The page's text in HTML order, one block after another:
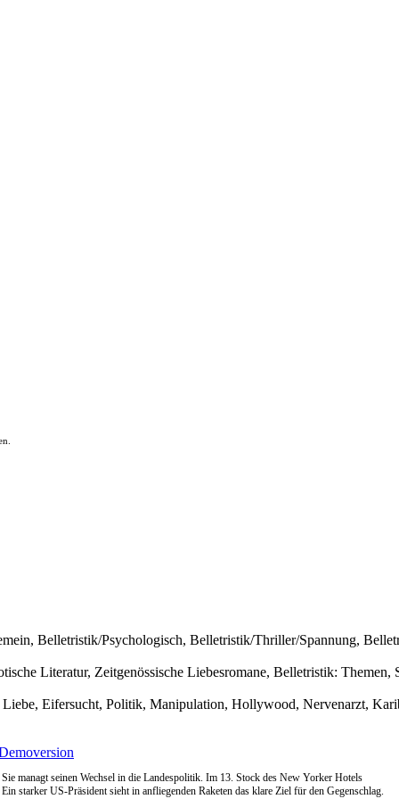
Belletristik/Psychologisch, Belletristik/Thriller/Spannung,
Literatur, Zeitgenössische Liebesromane, Belletristik:
Eifersucht, Politik, Manipulation, Hollywood, Nervenarzt,
managt seinen Wechsel in die Landespolitik. Im 13. Stock des New Yorker Hotels
starker US-Präsident sieht in anfliegenden Raketen das klare Ziel für den Gegenschlag.